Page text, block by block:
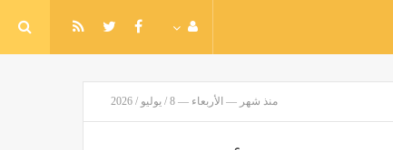
منذ شهر — الأربعاء — 8 / يوليو / 2026